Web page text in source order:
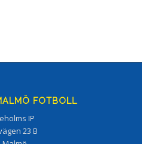
FOTBOLL
IP
23 B